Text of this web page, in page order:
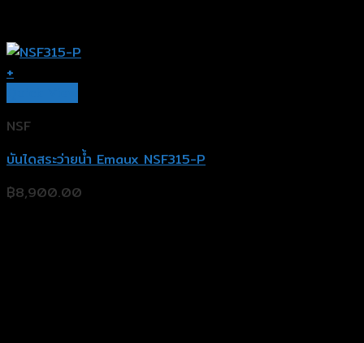
+
NSF
บันไดสระว่ายน้ำ Emaux NSF315-P
฿8,900.00